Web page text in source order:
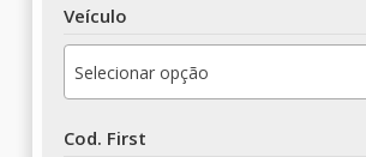
Veículo
Selecionar opção
Cod. First